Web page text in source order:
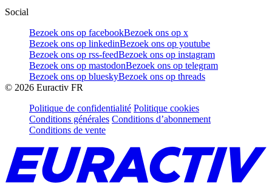
Social
Bezoek ons op facebookBezoek ons op x
Bezoek ons op linkedinBezoek ons op youtube
Bezoek ons op rss-feedBezoek ons op instagram
Bezoek ons op mastodonBezoek ons op telegram
Bezoek ons op blueskyBezoek ons op threads
© 2026 Euractiv FR
Politique de confidentialité Politique cookies
Conditions générales Conditions d’abonnement
Conditions de vente